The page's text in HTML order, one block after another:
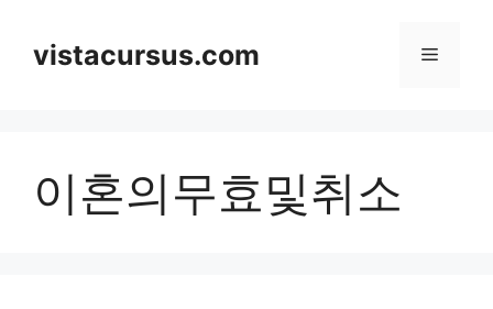
contentvistacursus.com Menu
이혼의무효및취소